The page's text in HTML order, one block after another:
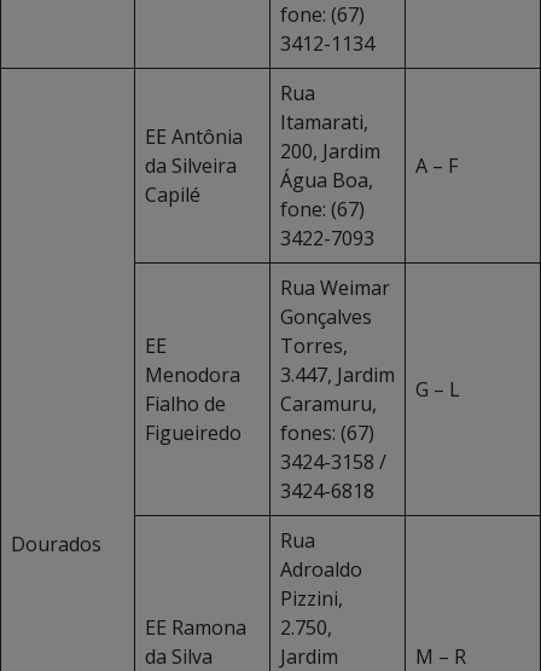
fone: (67)
3412-1134
Dourados
EE Antônia
da Silveira
Capilé
Rua
Itamarati,
200, Jardim
Água Boa,
fone: (67)
3422-7093
A – F
EE
Menodora
Fialho de
Figueiredo
Rua Weimar
Gonçalves
Torres,
3.447, Jardim
Caramuru,
fones: (67)
3424-3158 /
3424-6818
G – L
EE Ramona
da Silva
Rua
Adroaldo
Pizzini,
2.750,
Jardim
M – R